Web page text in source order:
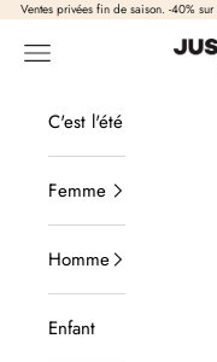
Passer au contenu
Ventes privées fin de saison. -40%
Just
Ouvrir la navigation
C'est l'été
Femme
Homme
Enfant